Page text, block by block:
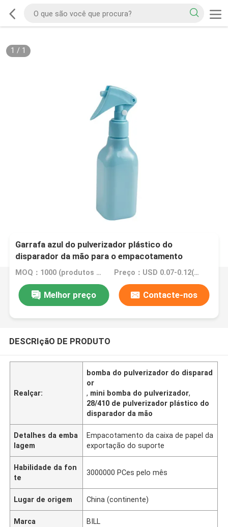
1 / 1
Garrafa azul do pulverizador plástico do
disparador da mão para o empacotamento
cosmético
MOQ：1000 (produtos normais da cor) Preço：USD 0.07-0.12(Negotionable)
Melhor preço Contacte-nos
DESCRIçãO DE PRODUTO
Realçar:
bomba do pulverizador do disparad
or
, mini bomba do pulverizador,
28/410 de pulverizador plástico do
disparador da mão
Detalhes da emba
lagem
Empacotamento da caixa de papel da
exportação do suporte
Habilidade da fon
te
3000000 PCes pelo mês
Lugar de origem China (continente)
Marca BILL